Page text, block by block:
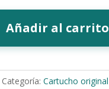
Añadir al carrito
Categoría: Cartucho original